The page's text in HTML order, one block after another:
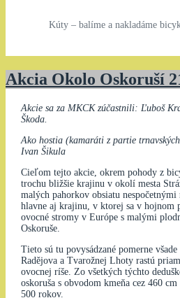
Kúty – balíme a nakladáme
Akcia Okolo Oskoruší
Akcie sa za MKCK zúčastnili: Ľuboš
Škoda.
Ako hostia (kamaráti z partie
Ivan Šikula
Cieľom tejto akcie, okrem pohody z
trochu bližšie krajinu v okolí mesta
malých pahorkov obsiatu
hlavne aj krajinu, v ktorej sa v hojnom
ovocné stromy v Európe s malými
Oskoruše.
Tieto sú tu povysádzané pomerne
Radějova a Tvarožnej Lhoty rastú
ovocnej ríše. Zo všetkých týchto
oskoruša s obvodom kmeňa cez 460
500 rokov.